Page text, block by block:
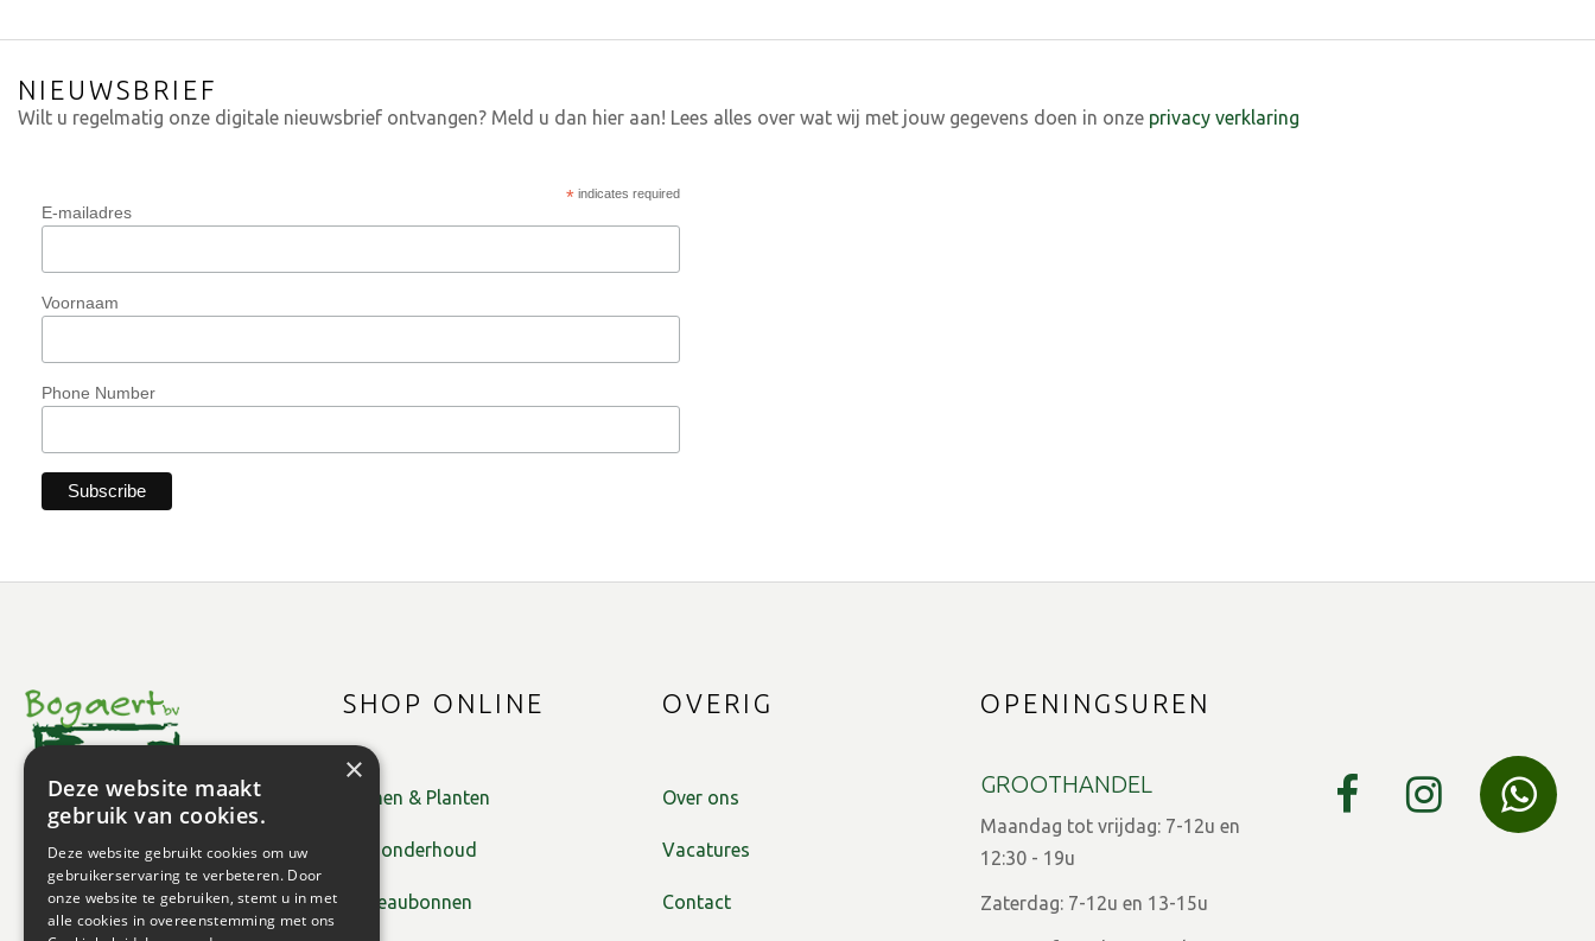
NIEUWSBRIEF
Wilt u regelmatig onze digitale nieuwsbrief ontvangen? Meld u dan hier aan! Lees alles over wat wij met jouw gegevens doen in onze privacy verklaring
*indicates required
E-mailadres
Voornaam
Phone Number
SHOP ONLINE
Bomen & Planten
Tuinonderhoud
Cadeaubonnen
OVERIG
Over ons
Vacatures
Contact
OPENINGSUREN
GROOTHANDEL
Maandag tot vrijdag: 7-12u en
12:30 - 19u
Zaterdag: 7-12u en 13-15u
×
Deze website maakt
gebruik van cookies.
Deze website gebruikt cookies om uw
gebruikerservaring te verbeteren. Door
onze website te gebruiken, stemt u in met
alle cookies in overeenstemming met ons